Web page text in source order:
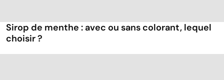
Sirop de menthe : avec ou sans colorant, lequel
choisir ?